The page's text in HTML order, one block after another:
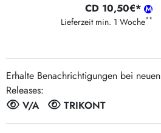
CD 10,50€*
Lieferzeit min. 1 Woche**
Erhalte Benachrichtigungen bei neuen
Releases:
V/A
TRIKONT